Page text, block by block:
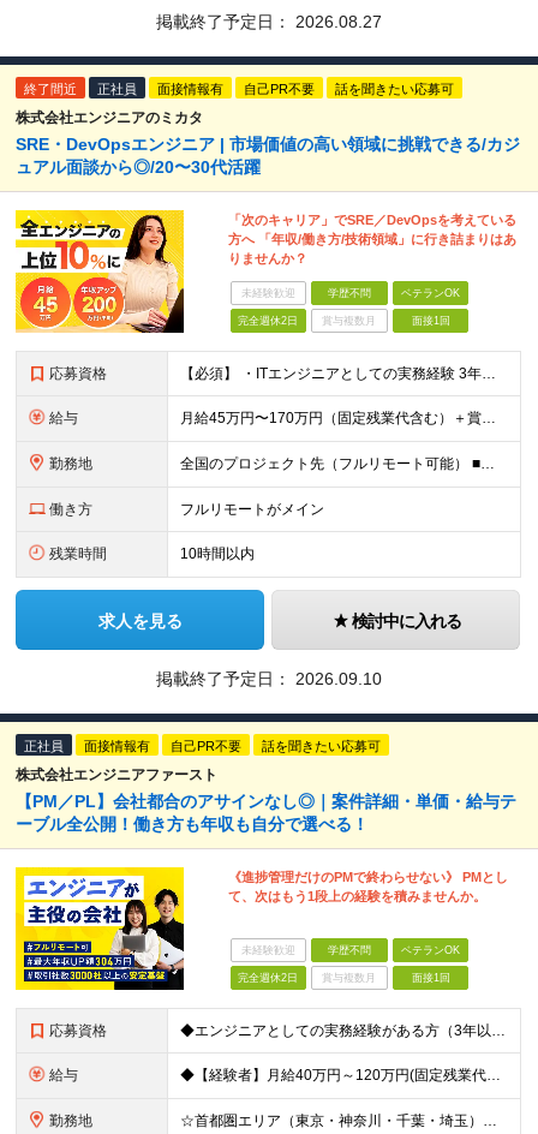
掲載終了予定日： 2026.08.27
終了間近 正社員 面接情報有 自己PR不要 話を聞きたい応募可
株式会社エンジニアのミカタ
SRE・DevOpsエンジニア | 市場価値の高い領域に挑戦できる/カジ
ュアル面談から◎/20〜30代活躍
「次のキャリア」でSRE／DevOpsを考えている
方へ 「年収/働き方/技術領域」に行き詰まりはあ
りませんか？
未経験歓迎 学歴不問 ベテランOK
完全週休2日 賞与複数月 面接1回
応募資格 【必須】 ・ITエンジニアとしての実務経験 3年以上 （インフラエンジニア／サーバーエンジニア／ネットワークエンジニア／クラウドエンジニア／社内SE／バックエンドエンジニア等、領域不問） ・AWS／G
給与 月給45万円〜170万円（固定残業代含む）＋賞与＋インセンティブ 想定年収：620万円〜2,000万円 ◎入社した全員が年収UP（平均170万円UP） ※経験・能力などを考慮の上、決定します。 ※月
勤務地 全国のプロジェクト先（フルリモート可能） ■プロジェクトは100%完全選択制 ■帰社日なし（社内業務は一切ありません） 【拠点】 ◆本社／東京都新宿区西新宿2丁目6番1号 新宿住友ビル28階 ◆大阪
働き方 フルリモートがメイン
残業時間 10時間以内
求人を見る 検討中に入れる
掲載終了予定日： 2026.09.10
正社員 面接情報有 自己PR不要 話を聞きたい応募可
株式会社エンジニアファースト
【PM／PL】会社都合のアサインなし◎｜案件詳細・単価・給与テ
ーブル全公開！働き方も年収も自分で選べる！
《進捗管理だけのPMで終わらせない》 PMとし
て、次はもう1段上の経験を積みませんか。
未経験歓迎 学歴不問 ベテランOK
完全週休2日 賞与複数月 面接1回
応募資格 ◆エンジニアとしての実務経験がある方（3年以上） └システムやアプリの設計・開発、インフラ設計・構築の経験のある方を想定 ◆マネジメント経験は不問 ◆学歴不問／ブランクOK 【こんな方も歓迎です！】
給与 ◆【経験者】月給40万円～120万円(固定残業代含む)+各種手当 ※月30時間（76,000円～）の固定残業代を含みます。 ※上記を超える時間外労働分は追加で支給。 ※6ヶ月の試用期間あり（条件に変動
勤務地 ☆首都圏エリア（東京・神奈川・千葉・埼玉）・名古屋・大阪・福岡を中心とした全国各地のプロジェクト先に参画いただきます。 ※希望をヒアリングした上で決定します ☆全国各地からフルリモートOK 【本社】